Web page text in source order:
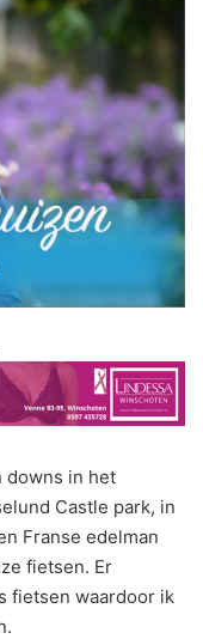
downs in het
Castle park, in
Franse edelman
fietsen. Er
fietsen waardoor ik